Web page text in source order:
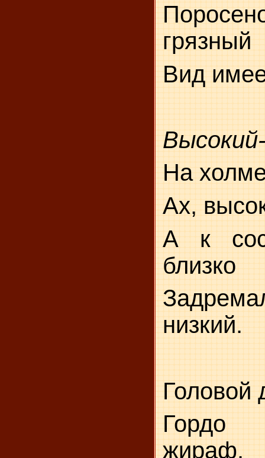
грязный
Вид
На
Ах,
А к
близко
низкий.
Головой
Гордо
жираф.